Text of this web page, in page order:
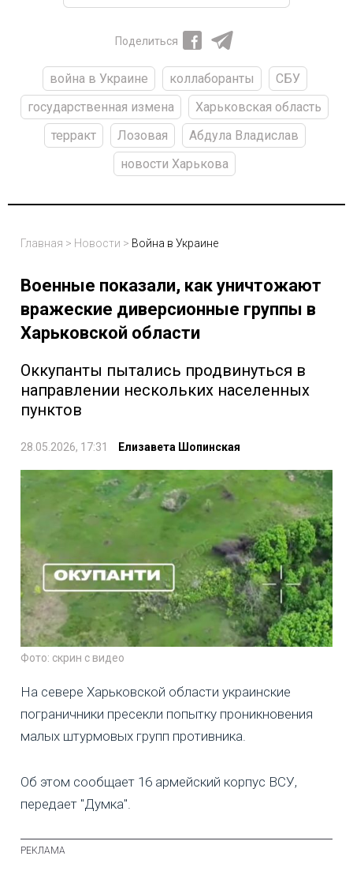
Поделиться
война в Украине коллаборанты
СБУ
государственная измена
Харьковская область
терракт
Лозовая
Абдула Владислав
новости Харькова
Главная > Новости > Война в Украине
Военные показали, как уничтожают
вражеские диверсионные группы в
Харьковской области
Оккупанты пытались продвинуться в
направлении нескольких населенных
пунктов
28.05.2026, 17:31 Елизавета Шопинская
Фото: скрин с видео
На севере Харьковской области украинские
пограничники пресекли попытку проникновения
малых штурмовых групп противника.
Об этом сообщает 16 армейский корпус ВСУ,
передает "Думка".